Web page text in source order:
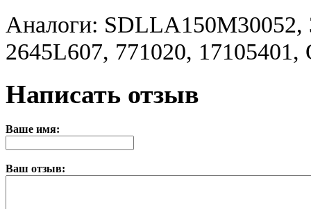
Аналоги: SDLLA150M30052,
2645L607, 771020,
Написать отзыв
Ваше имя:
Ваш отзыв: